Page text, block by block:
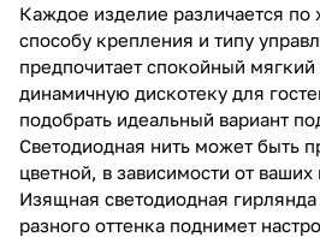
Каждое изделие различается по
способу крепления и типу
предпочитает спокойный мягкий
динамичную дискотеку для
подобрать идеальный вариант
Светодиодная нить может быть
цветной, в зависимости от
Изящная светодиодная
разного оттенка поднимет